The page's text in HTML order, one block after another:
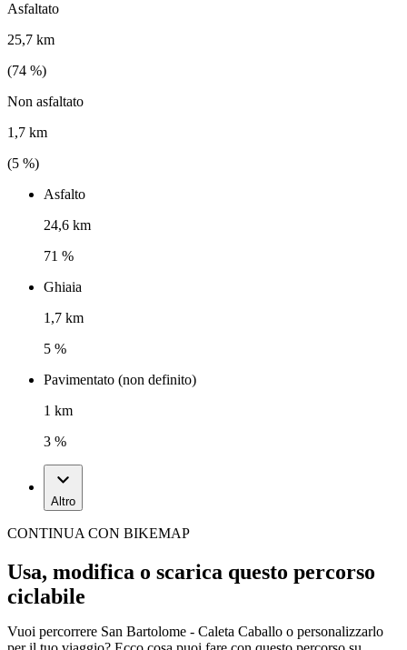
Asfaltato
25,7 km
(74 %)
Non asfaltato
1,7 km
(5 %)
Asfalto
24,6 km
71 %
Ghiaia
1,7 km
5 %
Pavimentato (non definito)
1 km
3 %
Altro
CONTINUA CON BIKEMAP
Usa, modifica o scarica questo percorso
ciclabile
Vuoi percorrere San Bartolome - Caleta Caballo o personalizzarlo